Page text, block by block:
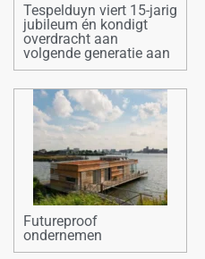
Tespelduyn viert 15-jarig
jubileum én kondigt
overdracht aan
volgende generatie aan
Futureproof
ondernemen